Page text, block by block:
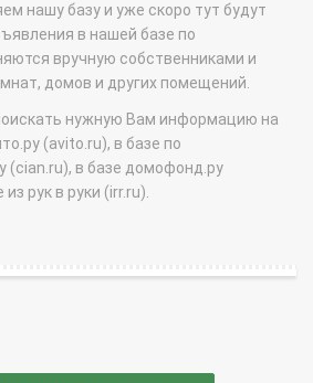
нашу базу и уже скоро тут будут
в нашей базе по
вручную собственниками и
домов и других помещений.
нужную Вам информацию на
(avito.ru), в базе по
(cian.ru), в базе домофонд.ру
рук в руки (irr.ru).